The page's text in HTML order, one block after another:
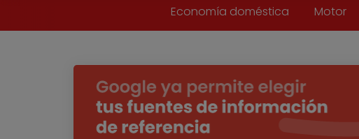
Economía doméstica Motor